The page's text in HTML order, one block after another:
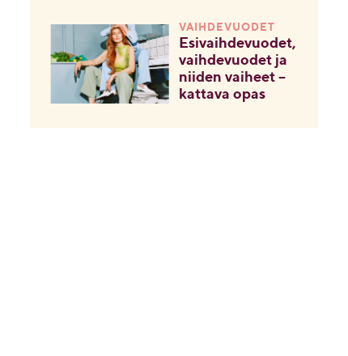
VAIHDEVUODET
Esivaihdevuodet,
vaihdevuodet ja
niiden vaiheet –
kattava opas